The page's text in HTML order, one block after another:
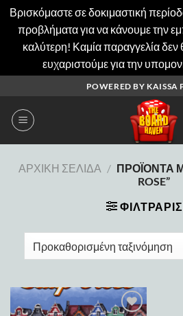
Βρισκόμαστε σε δοκιμαστική
προβλήματα για να κάνουμε την
καλύτερη! Καμία παραγγελία
ευχαριστούμε για την
περιεχόμενο
POWERED BY KAISSA
ΑΡΧΙΚΉ ΣΕΛΊΔΑ / ΠΡΟΪΌΝΤΑ
ROSE”